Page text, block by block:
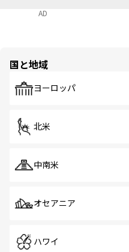
AD
国と地域
ヨーロッパ
北米
中南米
オセアニア
ハワイ